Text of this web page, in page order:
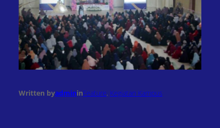
Written byadmininFeature, Kegiatan Kampus